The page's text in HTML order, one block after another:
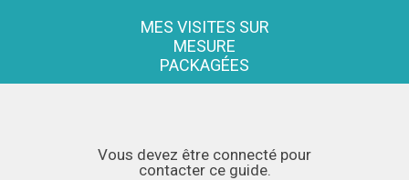
MES VISITES SUR
MESURE
PACKAGÉES
Vous devez être connecté pour
contacter ce guide.